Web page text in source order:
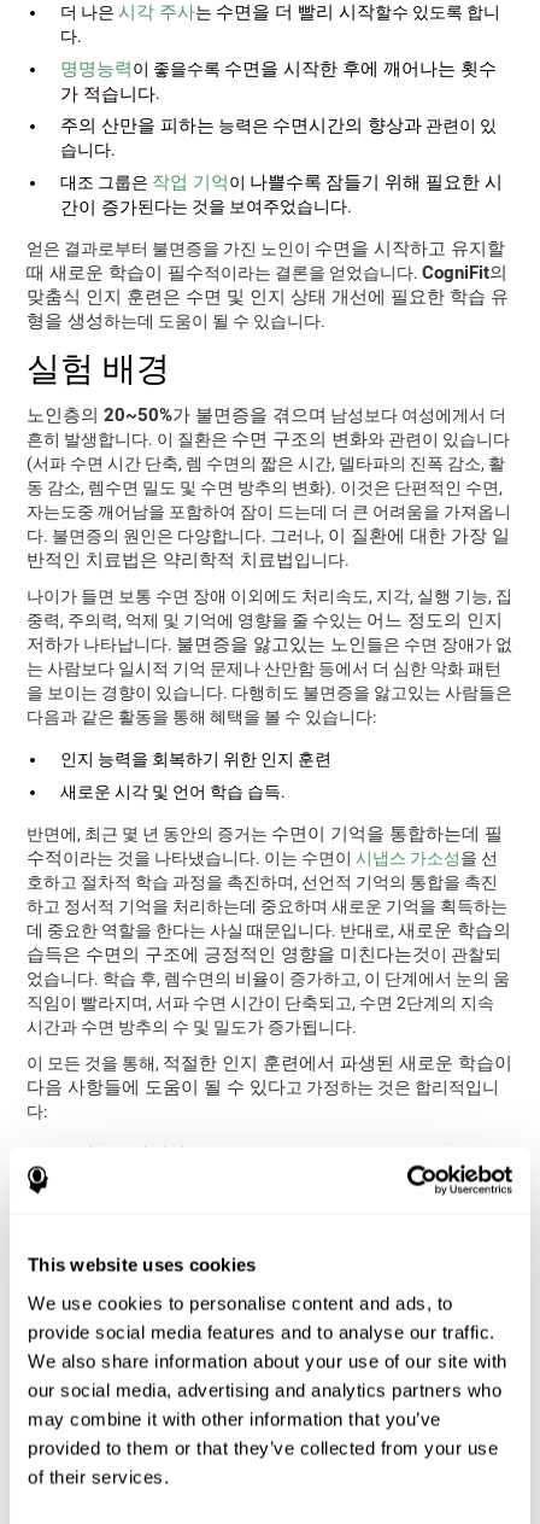
This website uses cookies
We use cookies to personalise content and ads, to
provide social media features and to analyse our traffic.
We also share information about your use of our site with
our social media, advertising and analytics partners who
may combine it with other information that you’ve
provided to them or that they’ve collected from your use
of their services.
더 나은시각 주사는 수면을 더 빨리 시작할수 있도록 합니
다.
명명능력이 좋을수록 수면을 시작한 후에 깨어나는 횟수
가 적습니다.
주의 산만을 피하는 능력은 수면시간의 향상과 관련이 있
습니다.
대조 그룹은 작업 기억이 나쁠수록 잠들기 위해 필요한 시
간이 증가된다는 것을 보여주었습니다.
얻은 결과로부터 불면증을 가진 노인이 수면을 시작하고 유지할
때 새로운 학습이 필수적이라는 결론을 얻었습니다.CogniFit의
맞춤식 인지 훈련은 수면 및 인지 상태 개선에 필요한 학습 유
형을 생성하는데 도움이 될 수 있습니다.
실험 배경
노인층의 20~50%가 불면증을 겪으며 남성보다 여성에게서 더
흔히 발생합니다. 이 질환은 수면 구조의 변화와 관련이 있습니다
(서파 수면 시간 단축, 렘 수면의 짧은 시간, 델타파의 진폭 감소, 활
동 감소, 렘수면 밀도 및 수면 방추의 변화). 이것은 단편적인 수면,
자는도중 깨어남을 포함하여 잠이 드는데 더 큰 어려움을 가져옵니
다. 불면증의 원인은 다양합니다. 그러나, 이 질환에 대한 가장 일
반적인 치료법은 약리학적 치료법입니다.
나이가 들면 보통 수면 장애 이외에도 처리속도, 지각, 실행 기능, 집
중력, 주의력, 억제 및 기억에 영향을 줄 수있는 어느 정도의 인지
저하가 나타납니다. 불면증을 앓고있는 노인들은 수면 장애가 없
는 사람보다 일시적 기억 문제나 산만함 등에서 더 심한 악화 패턴
을 보이는 경향이 있습니다. 다행히도 불면증을 앓고있는 사람들은
다음과 같은 활동을 통해 혜택을 볼 수 있습니다:
인지 능력을 회복하기 위한 인지 훈련
새로운 시각 및 언어 학습 습득.
반면에, 최근 몇 년 동안의 증거는 수면이 기억을 통합하는데 필
수적이라는 것을 나타냈습니다. 이는 수면이시냅스 가소성을 선
호하고 절차적 학습 과정을 촉진하며, 선언적 기억의 통합을 촉진
하고 정서적 기억을 처리하는데 중요하며 새로운 기억을 획득하는
데 중요한 역할을 한다는 사실 때문입니다. 반대로,새로운 학습의
습득은 수면의 구조에 긍정적인 영향을 미친다는것이 관찰되
었습니다. 학습 후, 렘수면의 비율이 증가하고, 이 단계에서 눈의 움
직임이 빨라지며, 서파 수면 시간이 단축되고, 수면 2단계의 지속
시간과 수면 방추의 수 및 밀도가 증가됩니다.
이 모든 것을 통해, 적절한 인지 훈련에서 파생된 새로운 학습이
다음 사항들에 도움이 될 수 있다고 가정하는 것은 합리적입니
다:
수면 구조의 변경
방법론
연구 구성
불면증이 있는 독립적인 노인들을 무작위로 두 그룹으로 나누어
11주간 임상 시험을 실행하였습니다: CogniFit 개입(실험 그룹)과
비 개입 그룹(대조 그룹).
훈련을 시작하기 전후에 참가자들의 인지 상태 측정이 이루어졌습
니다. 이를 위해 CogniFit의CogniFit의 평가 배터리가 사용되었습
니다. 연구 조교는 참가자들의 집으로 가서 CogniFit 플랫폼에 회원